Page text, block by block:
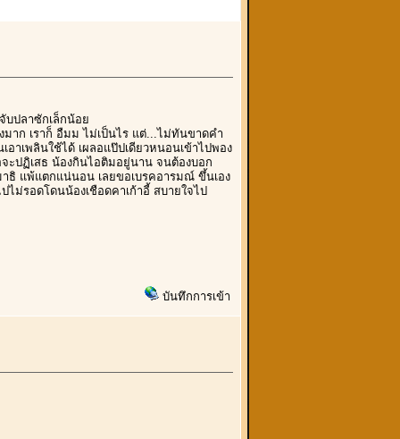
บปลาซักเล็กน้อย
าก เราก็ อืมม ไม่เป็นไร แต่...ไม่ทันขาดคำ
าเพลินใช้ได้ เผลอแป๊ปเดียวหนอนเข้าไปพอง
ปฏิเสธ น้องกินไอติมอยู่นาน จนต้องบอก
ธิ แพ้แตกแน่นอน เลยขอเบรคอารมณ์ ขึ้นเอง
ไม่รอดโดนน้องเชือดคาเก้าอี้ สบายใจไป
บันทึกการเข้า